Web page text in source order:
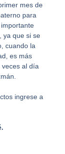
mes de
para
ya que si se
cuando la
es más
al día
ingrese a